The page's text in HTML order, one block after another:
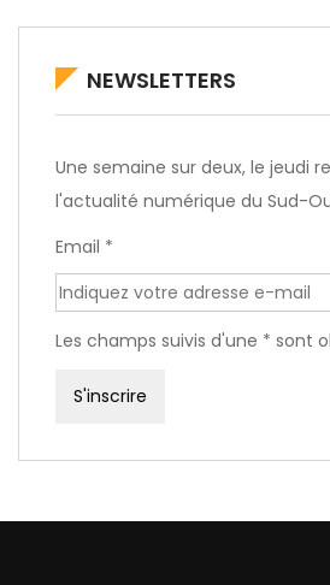
NEWSLETTERS
Une semaine sur deux, le jeudi
l'actualité numérique du Sud-
Email *
Les champs suivis d'une * sont